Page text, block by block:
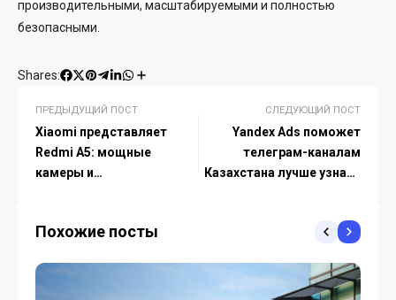
производительными, масштабируемыми и полностью
безопасными.
Shares:
ПРЕДЫДУЩИЙ ПОСТ
Xiaomi представляет
Redmi A5: мощные
камеры и
СЛЕДУЮЩИЙ ПОСТ
Yandex Ads поможет
телеграм-каналам
Казахстана лучше узнать
Похожие посты